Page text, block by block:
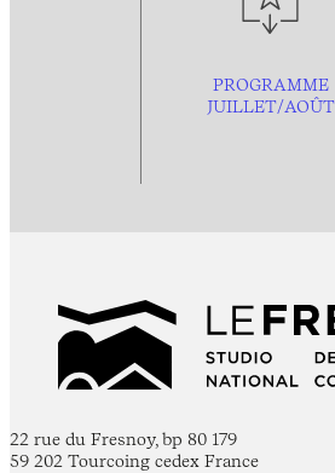
PROGRAMME
JUILLET/AOÛT
22 rue du Fresnoy, bp 80 179
59 202 Tourcoing cedex France